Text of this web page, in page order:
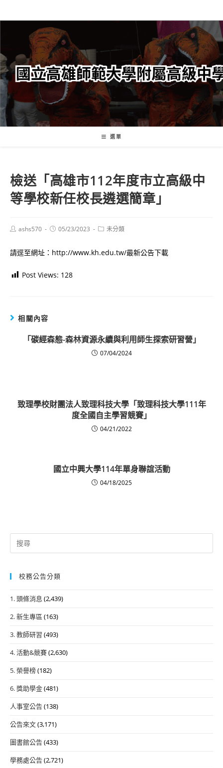
轉
要
內
容
選單
檢送「高雄市112年度市立高級中
等學校新任校長遴選簡章」
Postashs570
Post05/23/2023
Post未分類
請逕至網址：http://www.kh.edu.tw/最新公告下載
Post Views: 128
相關內容
「碳經森態-森林資源永續與利用師生探索研習營」
07/04/2024
致理學校財團法人致理科技大學「致理科技大學111年
度全國自主學習競賽」
04/21/2022
國立中興大學114年單身聯誼活動
04/18/2025
Search
for:
校務公告分類
1. 頭條消息 (2,439)
2. 新生專區 (163)
3. 教師研習 (493)
4. 活動&競賽(2,630)
5. 榮譽榜(182)
6. 獎助學金(481)
人事室公告(138)
公告來文(3,171)
圖書館公告(433)
學務處公告(2,721)